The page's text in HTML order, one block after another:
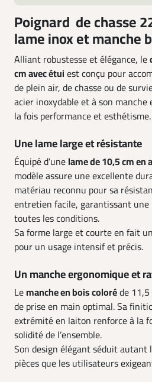
Poignard de chasse
lame inox et manche
Alliant robustesse et élégance, le
cm avec étui est conçu pour
de plein air, de chasse ou de
acier inoxydable et à son
la fois performance et esthétisme.
Une lame large et résistante
Équipé d’une lame de 10,5 cm en
modèle assure une excellente
matériau reconnu pour sa
entretien facile, garantissant
toutes les conditions.
Sa forme large et courte en fait
pour un usage intensif et précis.
Un manche ergonomique et
Lemanche en bois coloréde
de prise en main optimal. Sa
extrémité en laiton renforce à la
solidité de l’ensemble.
Son design élégant séduit autant
pièces que les utilisateurs